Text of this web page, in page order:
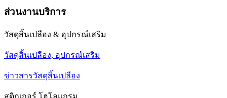
ส่วนงานบริการ
วัสดุสิ้นเปลือง & อุปกรณ์เสริม
วัสดุสิ้นเปลือง, อุปกรณ์เสริม
ข่าวสารวัสดุสิ้นเปลือง